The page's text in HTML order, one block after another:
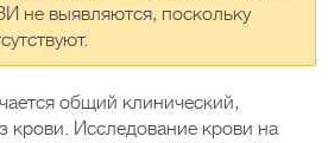
не выявляются, поскольку
общий клинический,
крови. Исследование крови на